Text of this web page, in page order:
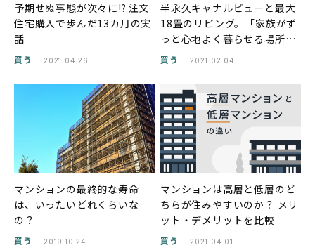
予期せぬ事態が次々に!? 注文
住宅購入で歩んだ13カ月の実
話
買う 2021.04.26
半永久キャナルビューと最大
18畳のリビング。「家族がず
っと心地よく暮らせる場所」
がコンセプトの『クラッシィ
買う 2021.02.04
マンションの最終的な寿命
は、いったいどれくらいな
の？
買う 2019.10.24
マンションは高層と低層のど
ちらが住みやすいのか？ メリ
ット・デメリットを比較
買う 2021.04.01